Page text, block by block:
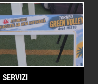
SERVIZI